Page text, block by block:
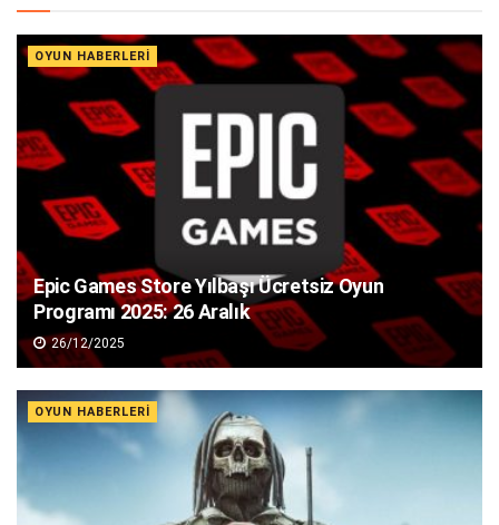
OYUN HABERLERI
Epic Games Store Yılbaşı Ücretsiz Oyun
Programı 2025: 26 Aralık
26/12/2025
OYUN HABERLERI